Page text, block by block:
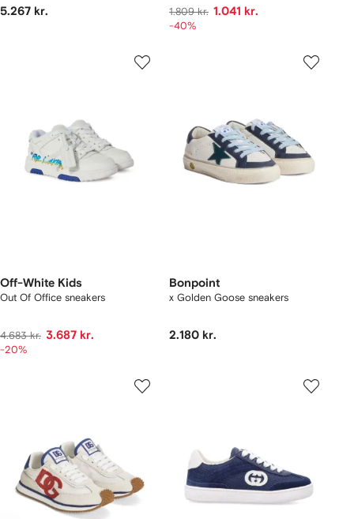
5.267 kr. 1.809 kr. 1.041 kr.
-40%
Off-White Kids
Out Of Office sneakers
4.683 kr. 3.687 kr.
-20%
Bonpoint
x Golden Goose sneakers
2.180 kr.